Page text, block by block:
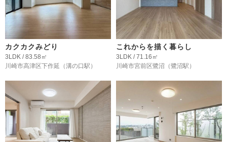
カクカクみどり
3LDK / 83.58㎡
川崎市高津区下作延 （溝の口駅）
これからを描く暮らし
3LDK / 71.16㎡
川崎市宮前区鷺沼 （鷺沼駅）